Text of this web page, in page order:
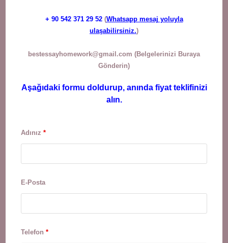
+ 90 542 371 29 52(Whatsapp mesaj yoluyla
ulaşabilirsiniz.)
bestessayhomework@gmail.com (Belgelerinizi Buraya
Gönderin)
Aşağıdaki formu doldurup, anında fiyat teklifinizi
alın.
Adınız*
E-Posta
Telefon*